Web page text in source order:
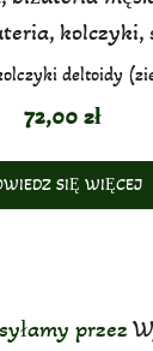
deltoidy
72,00 zł
SIĘ WIĘCEJ
przez